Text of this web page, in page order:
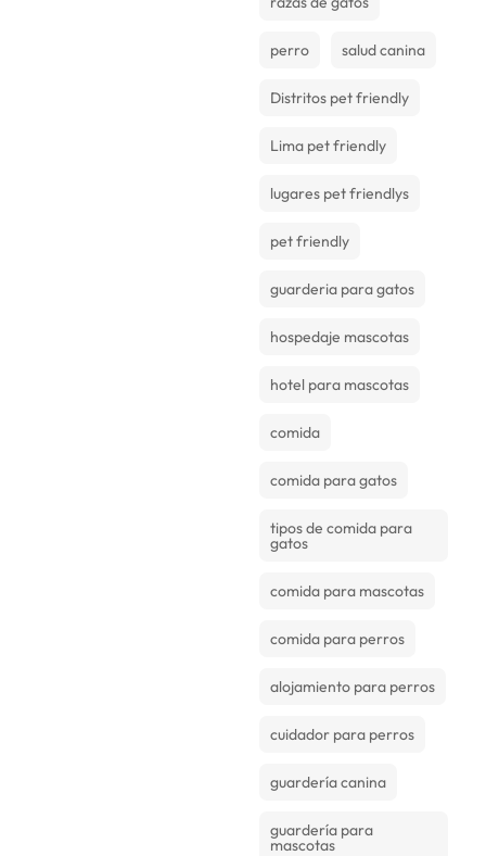
perro salud canina
Distritos pet friendly
Lima pet friendly
lugares pet friendlys
pet friendly
guarderia para gatos
hospedaje mascotas
hotel para mascotas
comida
comida para gatos
tipos de comida para
gatos
comida para mascotas
comida para perros
alojamiento para perros
cuidador para perros
guardería canina
guardería para
mascotas